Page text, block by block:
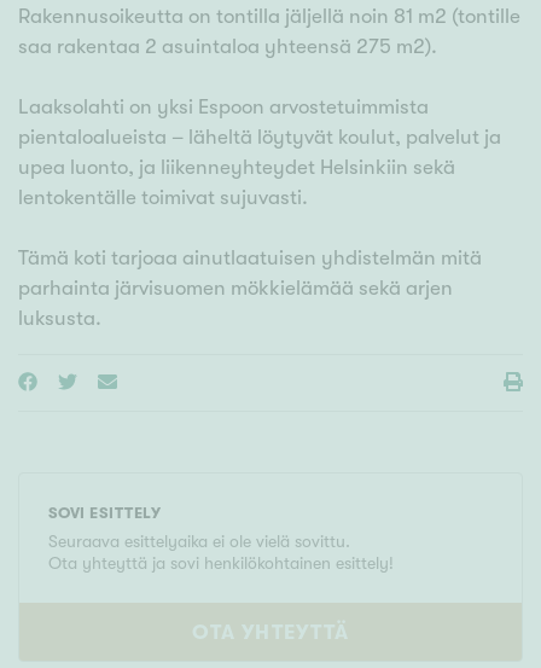
Rakennusoikeutta on tontilla jäljellä noin 81 m2 (tontille
saa rakentaa 2 asuintaloa yhteensä 275 m2).
Laaksolahti on yksi Espoon arvostetuimmista
pientaloalueista – läheltä löytyvät koulut, palvelut ja
upea luonto, ja liikenneyhteydet Helsinkiin sekä
lentokentälle toimivat sujuvasti.
Tämä koti tarjoaa ainutlaatuisen yhdistelmän mitä
parhainta järvisuomen mökkielämää sekä arjen
luksusta.
SOVI ESITTELY
Seuraava esittelyaika ei ole vielä sovittu.
Ota yhteyttä ja sovi henkilökohtainen esittely!
OTA YHTEYTTÄ